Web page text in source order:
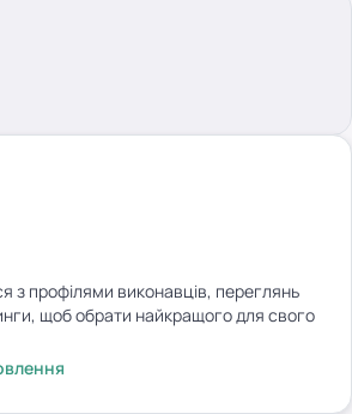
з профілями виконавців, переглянь
щоб обрати найкращого для свого